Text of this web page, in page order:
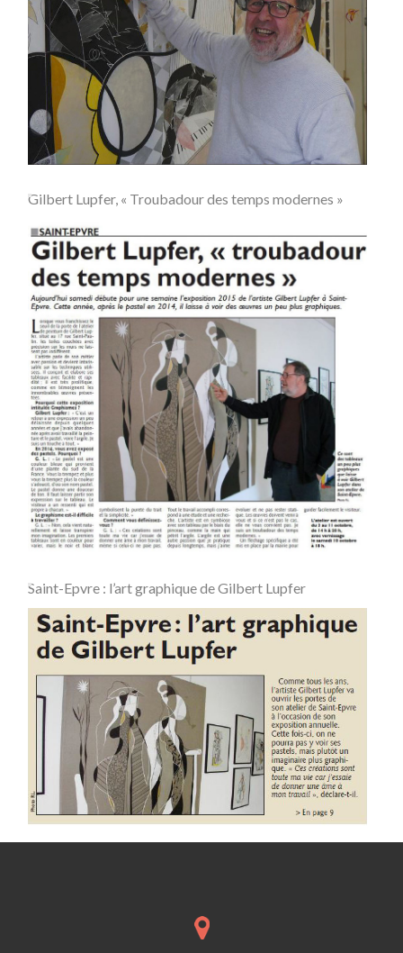
Gilbert Lupfer, « Troubadour des temps modernes »
Saint-Epvre : l’art graphique de Gilbert Lupfer